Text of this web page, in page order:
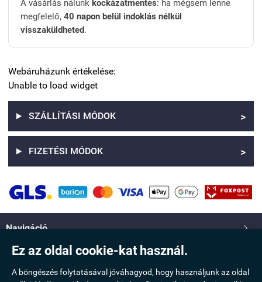
Ez az oldal cookie-kat használ.
A böngészés folytatásával jóváhagyod, hogy használjunk az oldal
A vásárlás nálunk kockázatmentes: ha mégsem lenne
megfelelő, 40 napon belül indoklás nélkül
visszaküldheted.
Webáruházunk értékelése:
Unable to load widget
SZÁLLÍTÁSI MÓDOK >
FIZETÉSI MÓDOK >
Navigáció 